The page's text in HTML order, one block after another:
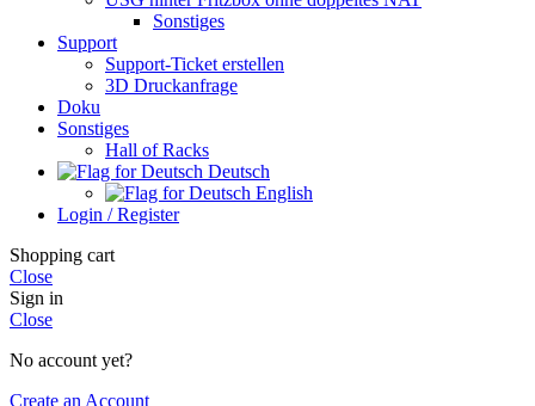
Sonstiges
Support
Support-Ticket erstellen
3D Druckanfrage
Doku
Sonstiges
Hall of Racks
Deutsch
English
Login / Register
Shopping cart
Close
Sign in
Close
No account yet?
Create an Account